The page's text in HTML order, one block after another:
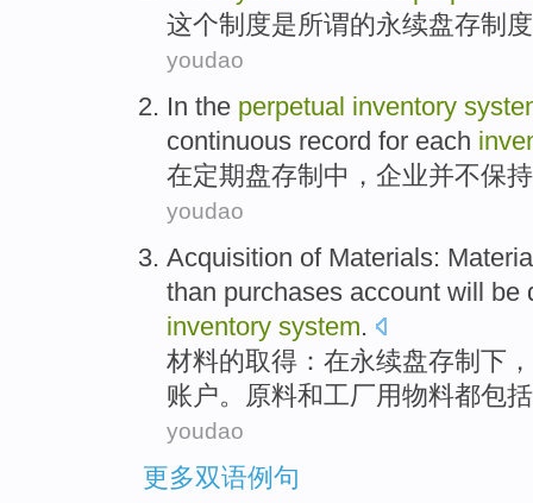
这个制度是所谓的永续盘存制
youdao
In the perpetual inventory
continuous record for each
在定期盘存制中 ， 企业并不保持
youdao
Acquisition of Materials:
than purchases account will be
inventory system.
材料的取得 ：在永续盘存制 下 ，
账户。
原料和工厂用物料都包
youdao
更多双语例句